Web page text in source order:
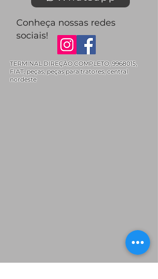
Conheça nossas redes
sociais!
TERMINAL DIREÇÃO COMPLETO,9968015,
FIAT, peças, peças para tratores, central
nordeste